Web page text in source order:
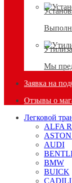
Мы
Заявка на
Отзывы о
Легковой
ALFA
AUDI
BMW
BUICK